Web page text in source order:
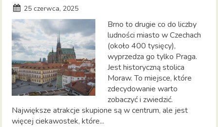
25 czerwca, 2025
Brno to drugie co do liczby
ludności miasto w Czechach
(około 400 tysięcy),
wyprzedza go tylko Praga.
Jest historyczną stolica
Moraw. To miejsce, które
zdecydowanie warto
zobaczyć i zwiedzić.
Największe atrakcje skupione są w centrum, ale jest
więcej ciekawostek, które...